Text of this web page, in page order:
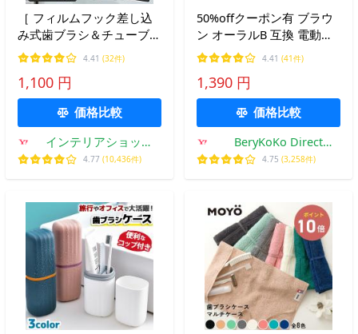
［ フィルムフック差し込
み式歯ブラシ＆チューブホ
ルダー タワー W9 ］山崎
実業 tower 浮かせる収納
幅9cm yamazaki 公式 ブラ
ック ホワイト 1495 1496
4.41 (32件)
1,100 円
価格比較
インテリアショップ
roomy
4.77 (10,436件)
50%offクーポン有 ブラウ
ン オーラルB 互換 電動歯
ブラシ スタンド ブラシ 収
納 収納ホルダー 電動 歯ブ
ラシ ハブラシ 歯ブラシ
4.41 (41件)
1,390 円
価格比較
BeryKoKo Direct
Yahoo店
4.75 (3,258件)